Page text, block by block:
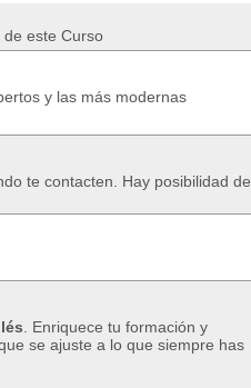
este Curso
y las más modernas
te contacten. Hay posibilidad de
. Enriquece tu formación y
se ajuste a lo que siempre has